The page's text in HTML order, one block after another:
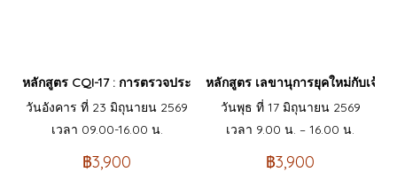
หลักสูตร CQI-17 : การตรวจประเมินกระบวนการพิเศษ ระบบงานบัดกรี
วันอังคาร ที่ 23 มิถุนายน 2569
เวลา 09.00-16.00 น.
฿3,900
หลักสูตร เลขานุการยุคใหม่กับเจ้า
วันพุธ ที่ 17 มิถุนายน 2569
เวลา 9.00 น. – 16.00 น.
฿3,900